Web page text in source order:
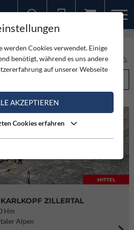
(5974)
MITTEL
ZILLERTAL
Hm
Alpen
werden Cookies verwendet. Einige
benötigt, während es uns andere
auf unserer Webseite
AKZEPTIEREN
Cookies erfahren